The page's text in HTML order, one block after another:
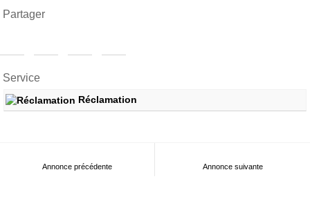
Partager
Service
Réclamation
Annonce précédente Annonce suivante